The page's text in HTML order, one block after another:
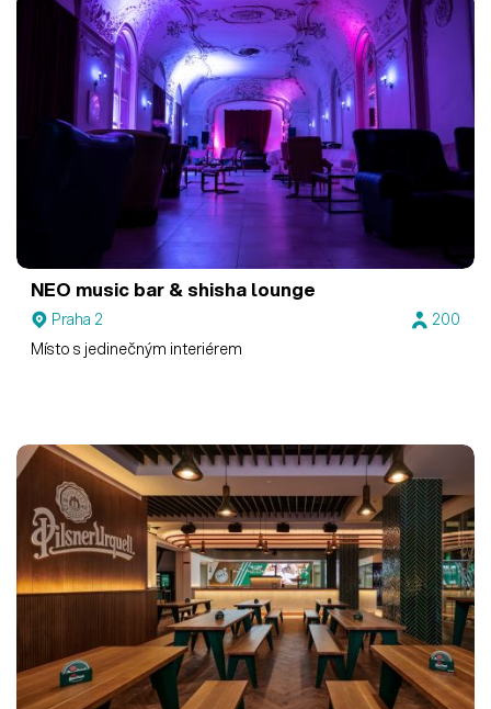
NEO music bar & shisha lounge
Praha 2
200
Místo s jedinečným interiérem